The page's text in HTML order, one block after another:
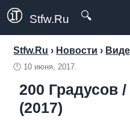
Stfw.Ru 🔍
Stfw.Ru › Новости ›
🕛 10 июня, 2017.
200 Градусов
(2017)